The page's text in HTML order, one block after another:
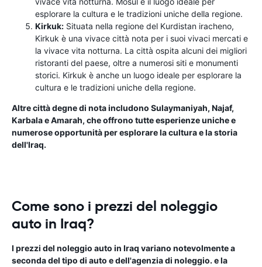
esplorare la cultura e le tradizioni uniche della regione.
Kirkuk: Situata nella regione del Kurdistan iracheno,
Kirkuk è una vivace città nota per i suoi vivaci mercati e
la vivace vita notturna. La città ospita alcuni dei migliori
ristoranti del paese, oltre a numerosi siti e monumenti
storici. Kirkuk è anche un luogo ideale per esplorare la
cultura e le tradizioni uniche della regione.
Altre città degne di nota includono Sulaymaniyah, Najaf,
Karbala e Amarah, che offrono tutte esperienze uniche e
numerose opportunità per esplorare la cultura e la storia
dell'Iraq.
Come sono i prezzi del noleggio
auto in Iraq?
I prezzi del noleggio auto in Iraq variano notevolmente a
seconda del tipo di auto e dell'agenzia di noleggio. e la